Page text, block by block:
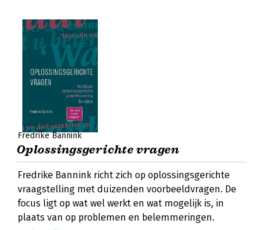
Fredrike Bannink
Oplossingsgerichte vragen
Fredrike Bannink richt zich op oplossingsgerichte
vraagstelling met duizenden voorbeeldvragen. De
focus ligt op wat wel werkt en wat mogelijk is, in
plaats van op problemen en belemmeringen.